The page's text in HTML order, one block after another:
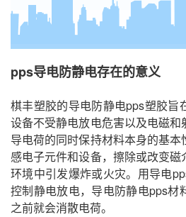
pps导电防静电存在的意义
棋丰塑胶的导电防静电pps塑胶旨
设备不受静电放电危害以及电磁
导电荷的同时保持材料本身的基
感电子元件和设备，擦除或改变
环境中引发爆炸或火灾。用导电
控制静电放电，导电防静电pps材
之前就会消散电荷。